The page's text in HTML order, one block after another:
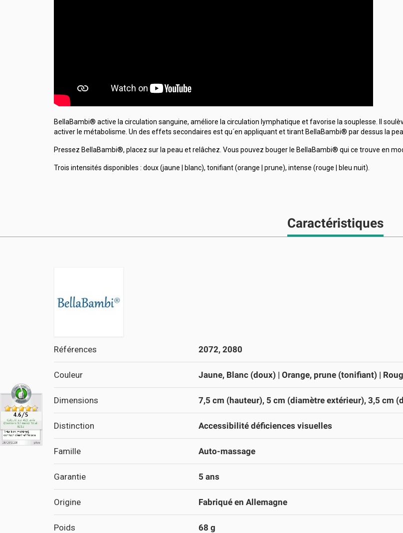
BellaBambi® active la circulation sanguine, améliore la circulation lymphatique et favorise la souplesse. Il
activer le métabolisme. Un des effets secondaires est qu´en appliquant et tirant BellaBambi® par dessus la
Pressez BellaBambi®, placez sur la peau et relâchez. Vous pouvez bouger le BellaBambi® qui ce trouve en
Trois intensités disponibles : doux (jaune | blanc), tonifiant (orange | prune), intense (rouge | bleu nuit).
Caractéristiques
Références 2072, 2080
Couleur Jaune, Blanc (doux) | Orange, prune (tonifiant) |
Dimensions 7,5 cm (hauteur), 5 cm (diamètre extérieur), 3,5 cm
Distinction Accessibilité déficiences visuelles
Famille Auto-massage
Garantie 5 ans
Origine Fabriqué en Allemagne
Poids 68 g